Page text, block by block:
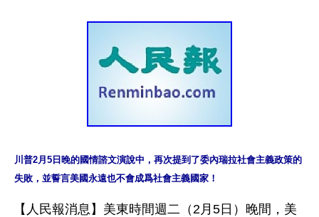
川普2月5日晚的國情諮文演說中，再次提到了委內瑞拉社會主義政策的
失敗，並誓言美國永遠也不會成爲社會主義國家！
【人民報消息】美東時間週二（2月5日）晚間，美